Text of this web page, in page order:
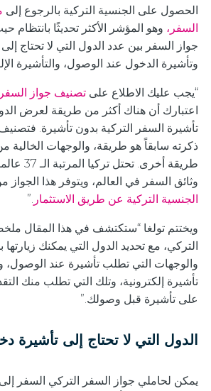
الحصول على الجنسية التركية بالرجوع إلى
السفر، وهو المؤشر الأكثر تحديثًا بانتظام
جواز السفر بين عدد الدول التي لا تحتاج
وتأشيرة الدخول عند الوصول، والتأشيرة
“يجب عليك الاطلاع على تصنيف جواز
اعتبارك أن هناك أكثر من طريقة لعرض
تأشيرة السفر التركية بدون تأشيرة.
ذكرته سابقاً هو طريقة، والوجهات الخالية
طريقة
وثائق السفر في العالم، ويتوفر هذا الجواز
الجنسية التركية عن طريق الاستثمار .”
ويختتم تولغا “ستكتشف في هذا المقال
التركي، مع تحديد الدول التي يمكنك زيارتها
والوجهات التي تطلب تأشيرة عند الوصول،
تأشيرة إلكترونية، وتلك التي تطلب منك
على تأشيرة قبل وصولك.”
الدول التي لا تحتاج إلى تأشيرة